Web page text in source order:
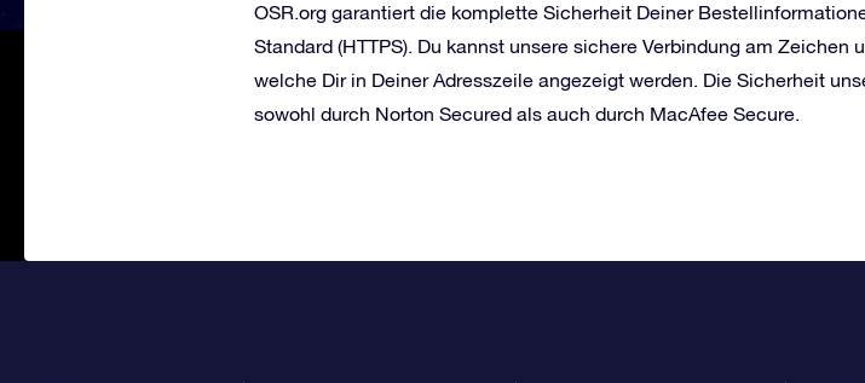
OSR.org garantiert die komplette Sicherheit Deiner
Standard (HTTPS). Du kannst unsere sichere Verbindung am Zeichen
welche Dir in Deiner Adresszeile angezeigt werden. Die Sicherheit
sowohl durch Norton Secured als auch durch MacAfee Secure.